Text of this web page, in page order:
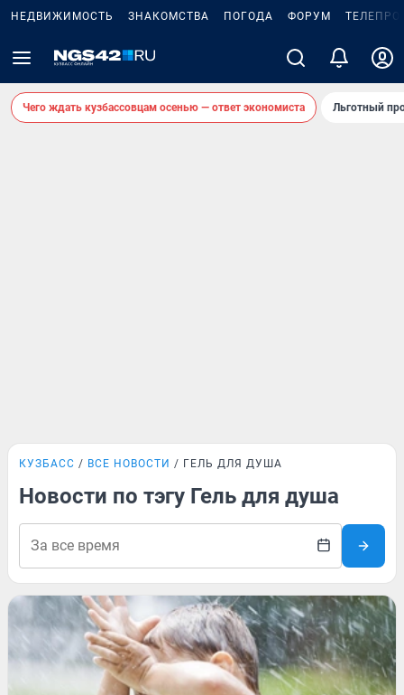
НЕДВИЖИМОСТЬ ЗНАКОМСТВА ПОГОДА ФОРУМ
Чего ждать кузбассовцам осенью — ответ экономиста Льготный
КУЗБАСС ВСЕ НОВОСТИ ГЕЛЬ ДЛЯ ДУША
Новости по тэгу Гель для душа